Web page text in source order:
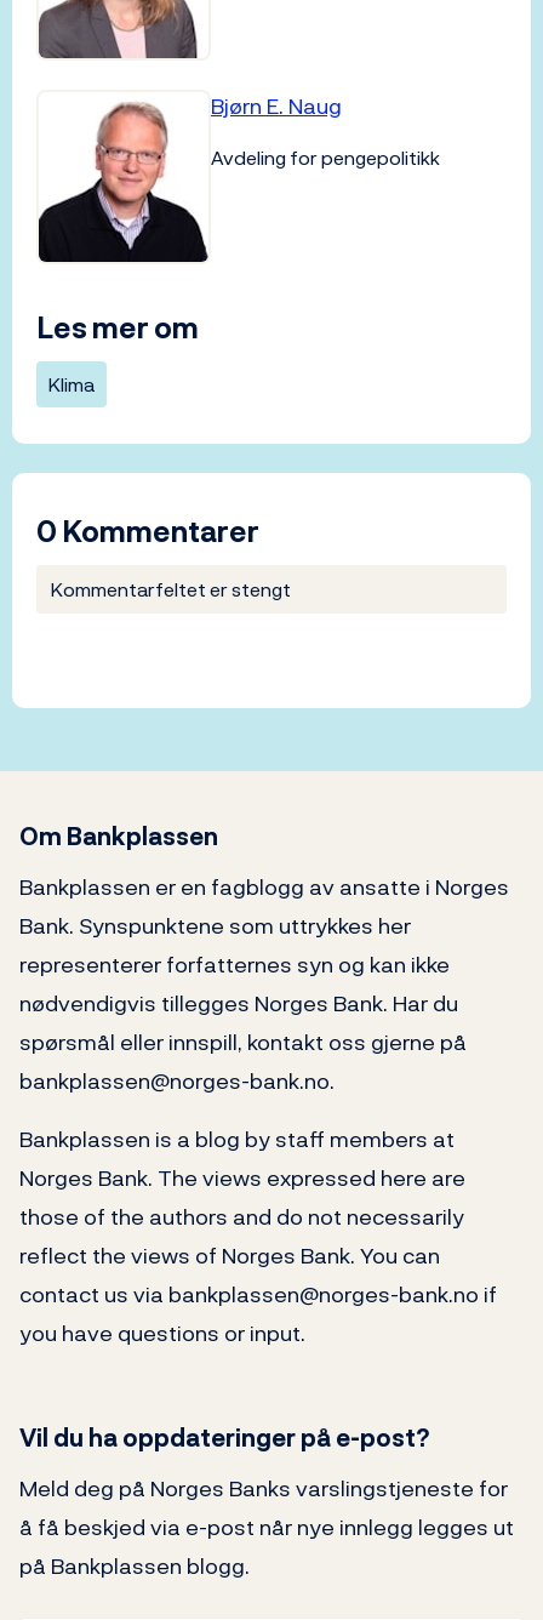
Bjørn E. Naug
Avdeling for pengepolitikk
Les mer om
Klima
0 Kommentarer
Kommentarfeltet er stengt
Om Bankplassen
Bankplassen er en fagblogg av ansatte i Norges
Bank. Synspunktene som uttrykkes her
representerer forfatternes syn og kan ikke
nødvendigvis tillegges Norges Bank. Har du
spørsmål eller innspill, kontakt oss gjerne på
bankplassen@norges-bank.no.
Bankplassen is a blog by staff members at
Norges Bank. The views expressed here are
those of the authors and do not necessarily
reflect the views of Norges Bank. You can
contact us via bankplassen@norges-bank.no if
you have questions or input.
Vil du ha oppdateringer på e-post?
Meld deg på Norges Banks varslingstjeneste for
å få beskjed via e-post når nye innlegg legges ut
på Bankplassen blogg.